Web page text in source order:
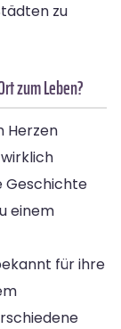
zu
zum Leben?
Herzen
Geschichte
einem
für ihre